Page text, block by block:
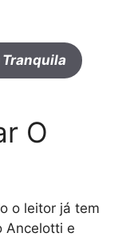
O
o leitor já tem
Ancelotti e